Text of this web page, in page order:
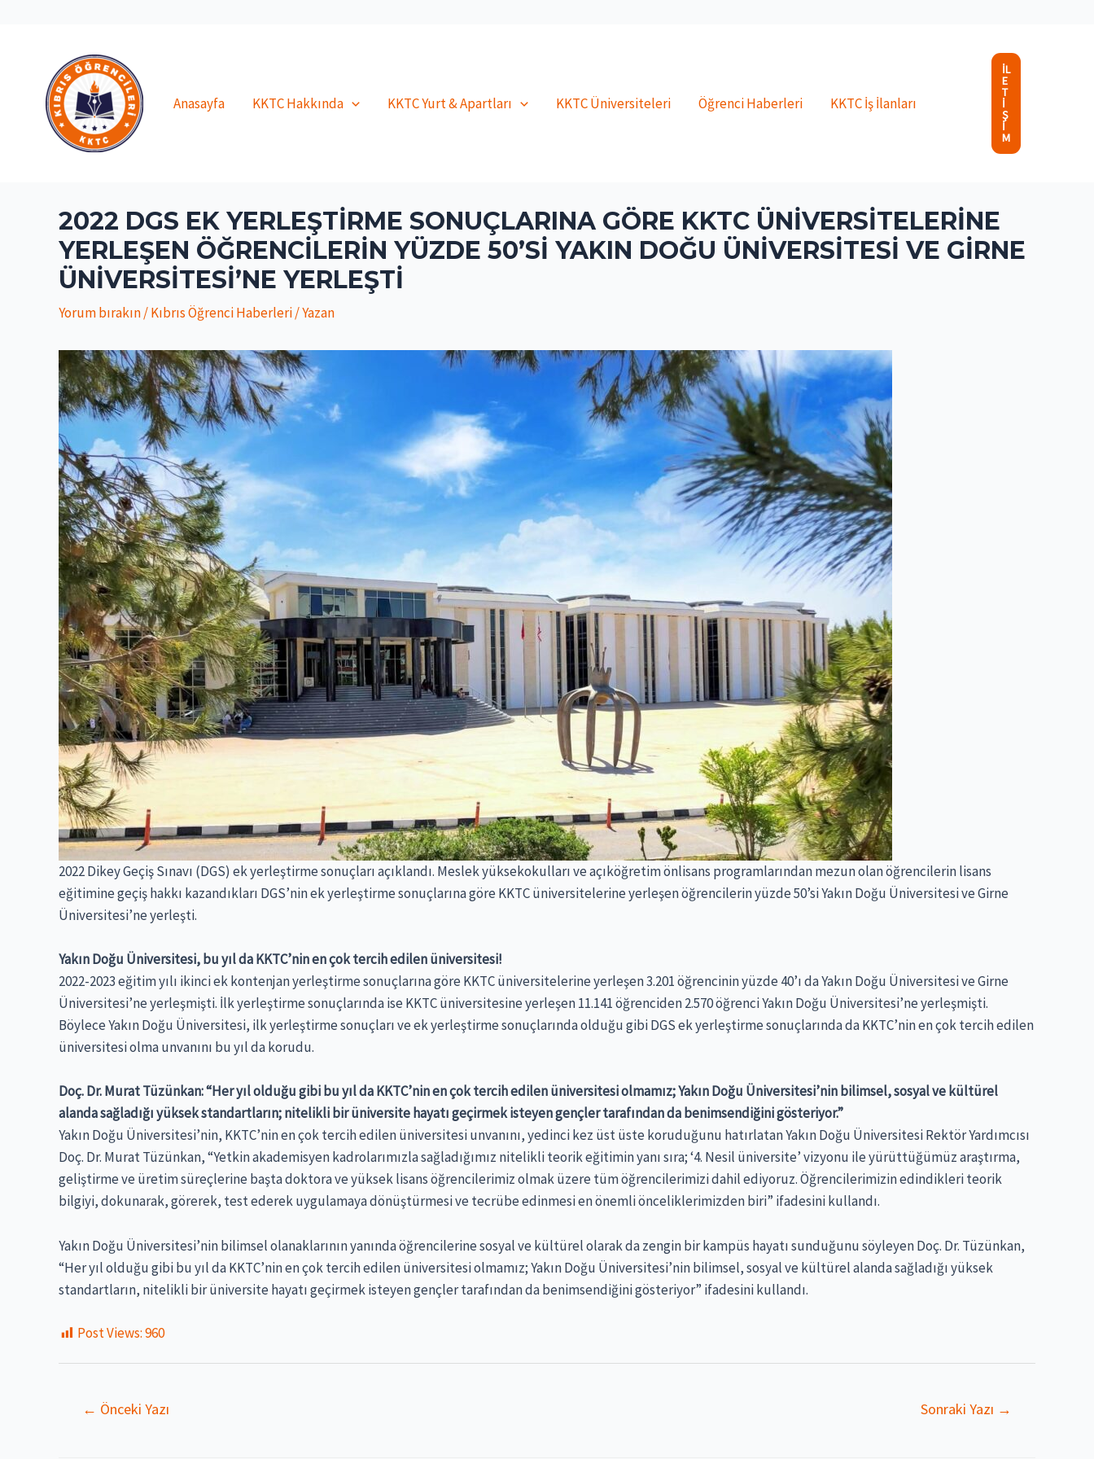
Anasayfa KKTC Hakkında KKTC Yurt & Apartları KKTC Üniversiteleri Öğrenci Haberleri KKTC İş İlanları
İL
E
T
I
Ş
I
M
2022 DGS EK YERLEŞTIRME SONUÇLARINA GÖRE KKTC ÜNIVERSITELERINE
YERLEŞEN ÖĞRENCILERIN YÜZDE 50’SI YAKIN DOĞU ÜNIVERSITESI VE GIRNE
ÜNIVERSITESI’NE YERLEŞTI
Yorum bırakın/Kıbrıs Öğrenci Haberleri/ Yazan
2022 Dikey Geçiş Sınavı (DGS) ek yerleştirme sonuçları açıklandı. Meslek yüksekokulları ve açıköğretim önlisans programlarından mezun olan öğrencilerin lisans
eğitimine geçiş hakkı kazandıkları DGS’nin ek yerleştirme sonuçlarına göre KKTC üniversitelerine yerleşen öğrencilerin yüzde 50’si Yakın Doğu Üniversitesi ve Girne
Üniversitesi’ne yerleşti.
Yakın Doğu Üniversitesi, bu yıl da KKTC’nin en çok tercih edilen üniversitesi!
2022-2023 eğitim yılı ikinci ek kontenjan yerleştirme sonuçlarına göre KKTC üniversitelerine yerleşen 3.201 öğrencinin yüzde 40’ı da Yakın Doğu Üniversitesi ve Girne
Üniversitesi’ne yerleşmişti. İlk yerleştirme sonuçlarında ise KKTC üniversitesine yerleşen 11.141 öğrenciden 2.570 öğrenci Yakın Doğu Üniversitesi’ne yerleşmişti.
Böylece Yakın Doğu Üniversitesi, ilk yerleştirme sonuçları ve ek yerleştirme sonuçlarında olduğu gibi DGS ek yerleştirme sonuçlarında da KKTC’nin en çok tercih edilen
üniversitesi olma unvanını bu yıl da korudu.
Doç. Dr. Murat Tüzünkan: “Her yıl olduğu gibi bu yıl da KKTC’nin en çok tercih edilen üniversitesi olmamız; Yakın Doğu Üniversitesi’nin bilimsel, sosyal ve kültürel
alanda sağladığı yüksek standartların; nitelikli bir üniversite hayatı geçirmek isteyen gençler tarafından da benimsendiğini gösteriyor.”
Yakın Doğu Üniversitesi’nin, KKTC’nin en çok tercih edilen üniversitesi unvanını, yedinci kez üst üste koruduğunu hatırlatan Yakın Doğu Üniversitesi Rektör Yardımcısı
Doç. Dr. Murat Tüzünkan, “Yetkin akademisyen kadrolarımızla sağladığımız nitelikli teorik eğitimin yanı sıra; ‘4. Nesil üniversite’ vizyonu ile yürüttüğümüz araştırma,
geliştirme ve üretim süreçlerine başta doktora ve yüksek lisans öğrencilerimiz olmak üzere tüm öğrencilerimizi dahil ediyoruz. Öğrencilerimizin edindikleri teorik
bilgiyi, dokunarak, görerek, test ederek uygulamaya dönüştürmesi ve tecrübe edinmesi en önemli önceliklerimizden biri” ifadesini kullandı.
Yakın Doğu Üniversitesi’nin bilimsel olanaklarının yanında öğrencilerine sosyal ve kültürel olarak da zengin bir kampüs hayatı sunduğunu söyleyen Doç. Dr. Tüzünkan,
“Her yıl olduğu gibi bu yıl da KKTC’nin en çok tercih edilen üniversitesi olmamız; Yakın Doğu Üniversitesi’nin bilimsel, sosyal ve kültürel alanda sağladığı yüksek
standartların, nitelikli bir üniversite hayatı geçirmek isteyen gençler tarafından da benimsendiğini gösteriyor” ifadesini kullandı.
Post Views:960
← Önceki Yazı Sonraki Yazı →